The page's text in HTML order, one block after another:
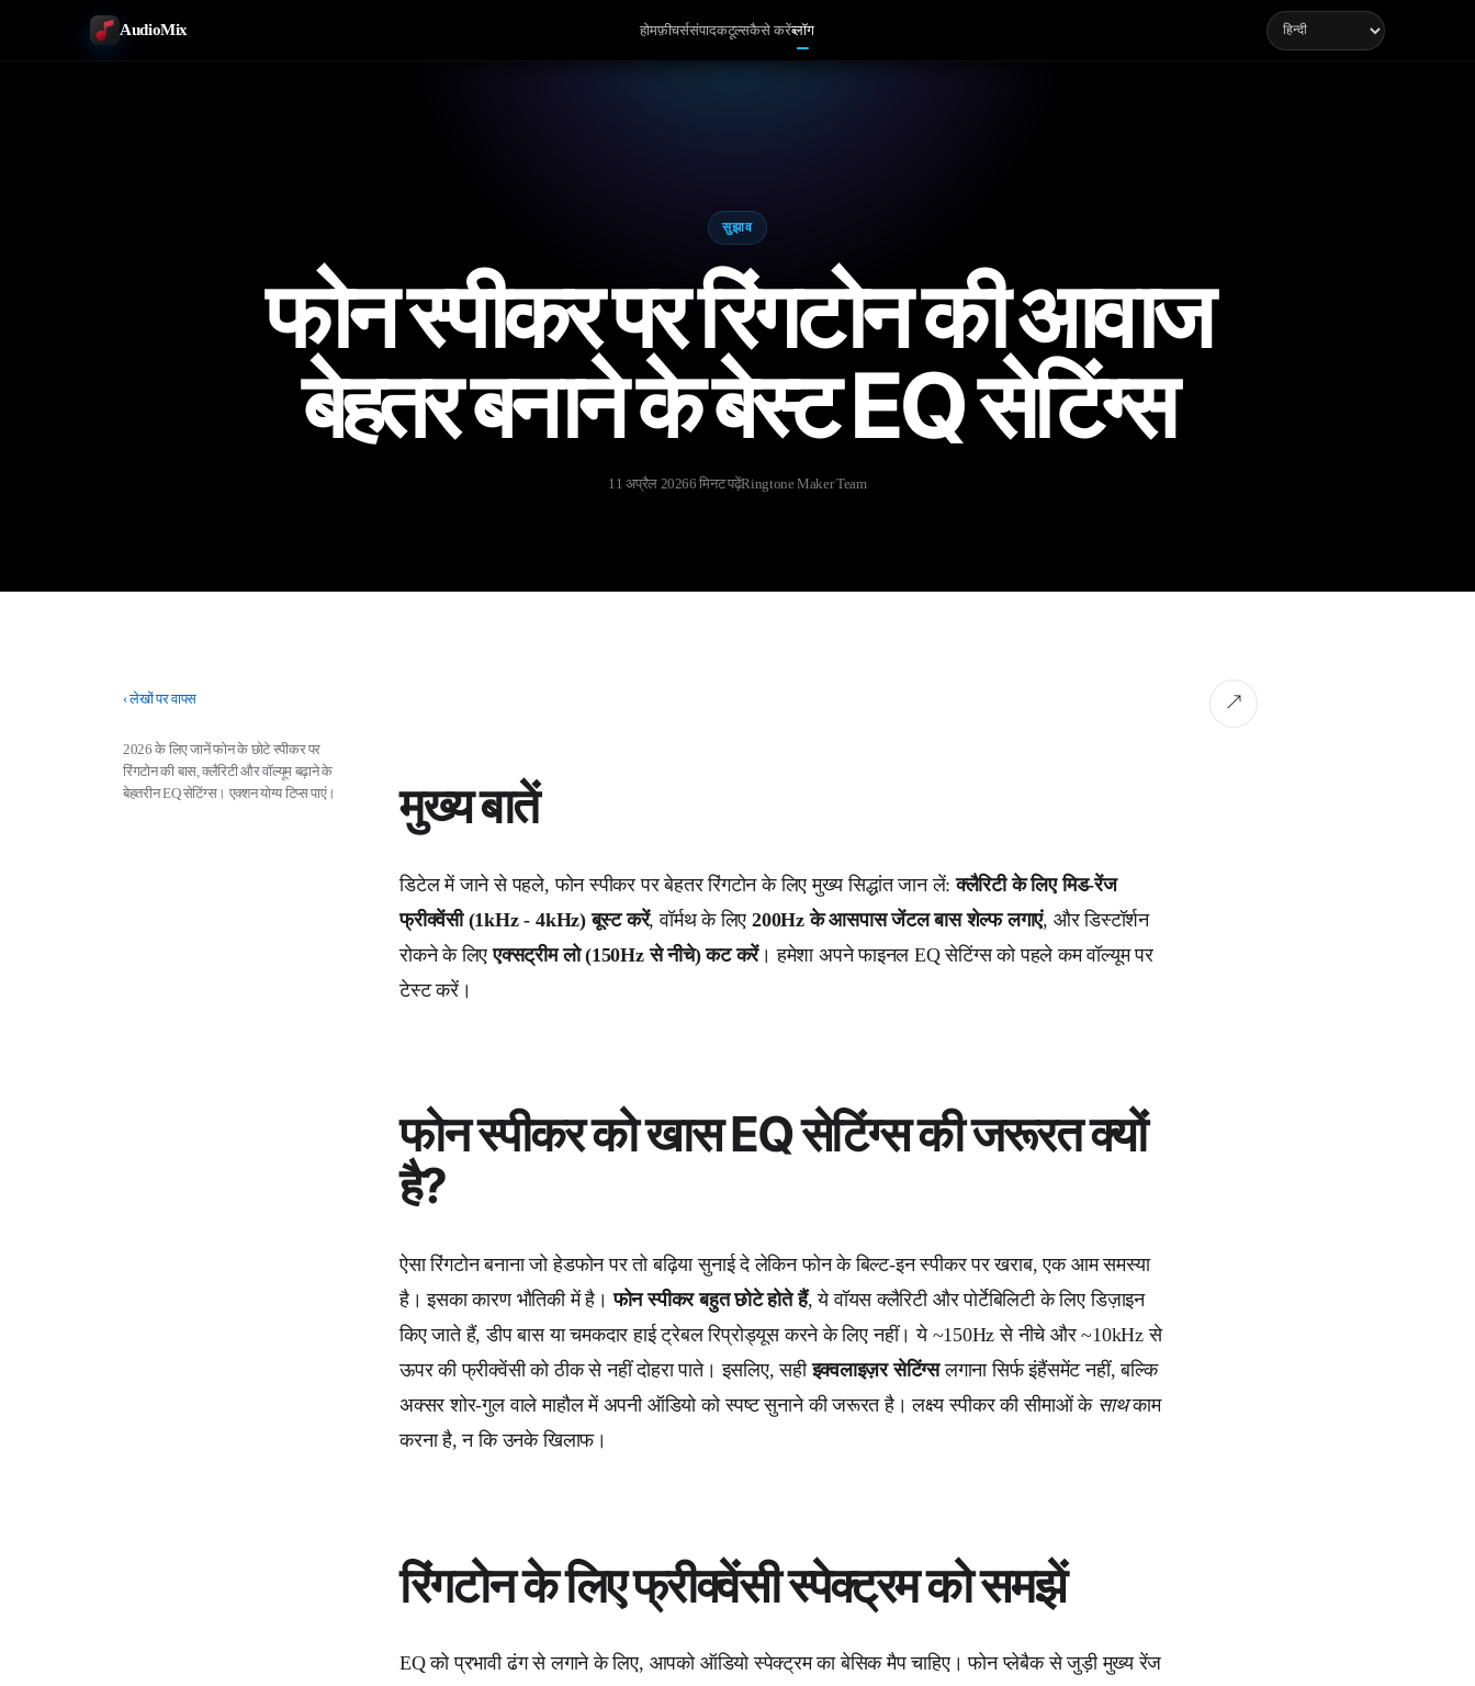
AudioMix होमफ़ीचर्ससंपादकटूल्सकैसे करेंब्लॉग
सुझाव
फोन स्पीकर पर रिंगटोन की आवाज
बेहतर बनाने के बेस्ट EQ सेटिंग्स
11 अप्रैल 20266 मिनट पढ़ेंRingtone Maker Team
‹लेखों पर वापस
2026 के लिए जानें फोन के छोटे स्पीकर पर
रिंगटोन की बास, क्लैरिटी और वॉल्यूम बढ़ाने के
बेहतरीन EQ सेटिंग्स। एक्शन योग्य टिप्स पाएं।
मुख्य बातें
डिटेल में जाने से पहले, फोन स्पीकर पर बेहतर रिंगटोन के लिए मुख्य सिद्धांत जान लें:क्लैरिटी के लिए मिड-रेंज
फ्रीक्वेंसी (1kHz - 4kHz) बूस्ट करें, वॉर्मथ के लिए200Hz के आसपास जेंटल बास शेल्फ लगाएं, और डिस्टॉर्शन
रोकने के लिएएक्सट्रीम लो (150Hz से नीचे) कट करें। हमेशा अपने फाइनल EQ सेटिंग्स को पहले कम वॉल्यूम पर
टेस्ट करें।
फोन स्पीकर को खास EQ सेटिंग्स की जरूरत क्यों
है?
ऐसा रिंगटोन बनाना जो हेडफोन पर तो बढ़िया सुनाई दे लेकिन फोन के बिल्ट-इन स्पीकर पर खराब, एक आम समस्या
है। इसका कारण भौतिकी में है।फोन स्पीकर बहुत छोटे होते हैं, ये वॉयस क्लैरिटी और पोर्टेबिलिटी के लिए डिज़ाइन
किए जाते हैं, डीप बास या चमकदार हाई ट्रेबल रिप्रोड्यूस करने के लिए नहीं। ये ~150Hz से नीचे और ~10kHz से
ऊपर की फ्रीक्वेंसी को ठीक से नहीं दोहरा पाते। इसलिए, सहीइक्वलाइज़र सेटिंग्सलगाना सिर्फ इंहैंसमेंट नहीं, बल्कि
अक्सर शोर-गुल वाले माहौल में अपनी ऑडियो को स्पष्ट सुनाने की जरूरत है। लक्ष्य स्पीकर की सीमाओं के साथकाम
करना है, न कि उनके खिलाफ।
रिंगटोन के लिए फ्रीक्वेंसी स्पेक्ट्रम को समझें
EQ को प्रभावी ढंग से लगाने के लिए, आपको ऑडियो स्पेक्ट्रम का बेसिक मैप चाहिए। फोन प्लेबैक से जुड़ी मुख्य रेंज
↗